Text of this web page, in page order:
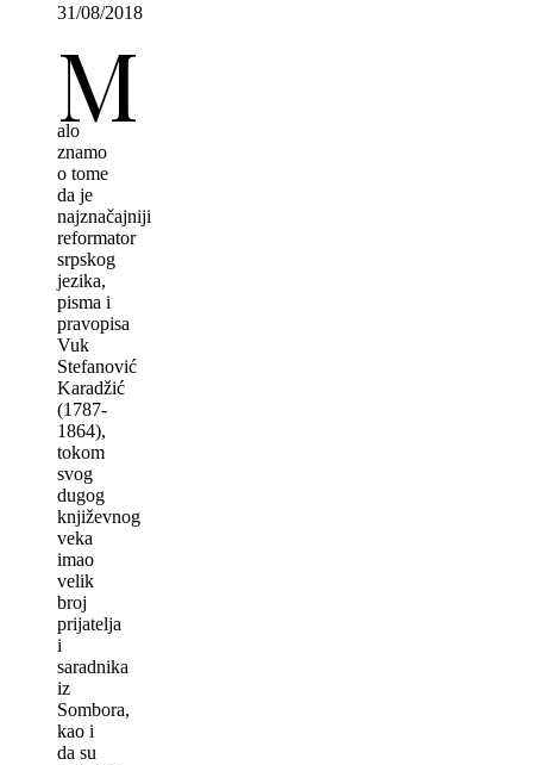
31/08/2018
M
alo
znamo
o tome
da je
najznačajniji
reformator
srpskog
jezika,
pisma i
pravopisa
Vuk
Stefanović
Karadžić
(1787-
1864),
tokom
svog
dugog
književnog
veka
imao
velik
broj
prijatelјa
i
saradnika
iz
Sombora,
kao i
da su